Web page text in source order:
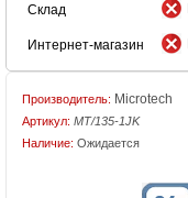
Склад
Интернет-магазин
Производитель: Microtech
Артикул: MT/135-1JK
Наличие: Ожидается